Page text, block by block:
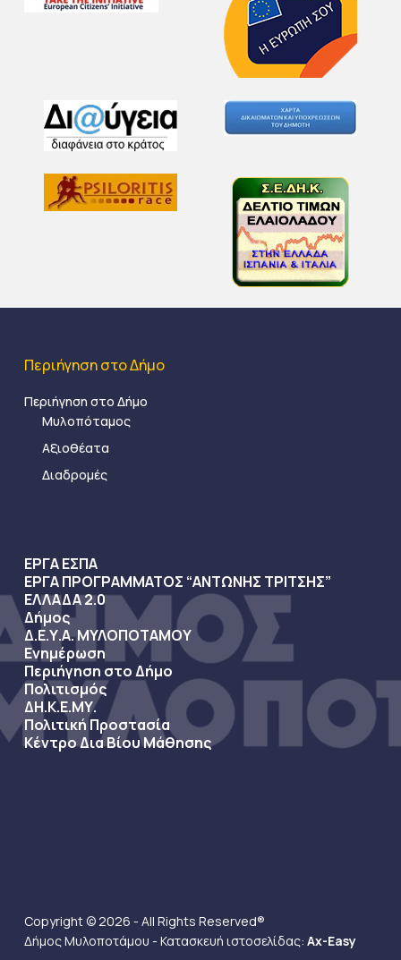
Περιήγηση στο Δήμο
Περιήγηση στο Δήμο
Μυλοπόταμος
Αξιοθέατα
Διαδρομές
ΕΡΓΑ ΕΣΠΑ
ΕΡΓΑ ΠΡΟΓΡΑΜΜΑΤΟΣ “ΑΝΤΩΝΗΣ ΤΡΙΤΣΗΣ”
ΕΛΛΑΔΑ 2.0
Δήμος
Δ.Ε.Υ.Α. ΜΥΛΟΠΟΤΑΜΟΥ
Ενημέρωση
Περιήγηση στο Δήμο
Πολιτισμός
ΔΗ.Κ.Ε.ΜΥ.
Πολιτική Προστασία
Κέντρο Δια Βίου Μάθησης
Copyright © 2026 - All Rights Reserved®
Δήμος Μυλοποτάμου - Κατασκευή ιστοσελίδας: Ax-Easy